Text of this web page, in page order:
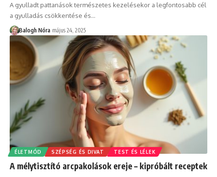
A gyulladt pattanások természetes kezelésekor a legfontosabb cél
a gyulladás csökkentése és…
Balogh Nóra május 24, 2025
ÉLETMÓD SZÉPSÉG ÉS DIVAT TEST ÉS LÉLEK
A mélytisztító arcpakolások ereje – kipróbált receptek